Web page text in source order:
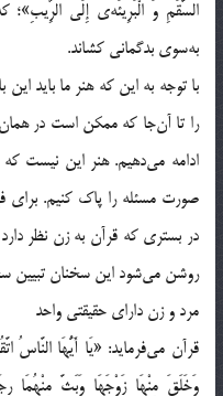
السَّقَمِ وَ الْبَرِيئَه‌ي إِلَى الرِّيبِ»؛
به‌سوي بدگماني کشاند.
با توجه به اين که هنر ما بايد
را تا آن‌جا که ممکن است در
ادامه مي‌دهيم. هنر اين نيست
صورت مسئله را پاك كنيم. براي
در بستري که قرآن به زن نظر
روشن مي‌شود اين سخنان تبيين
مرد و زن داراي حقيقتي واحد
قرآن مي‌فرمايد: «يَا أَيُّهَا